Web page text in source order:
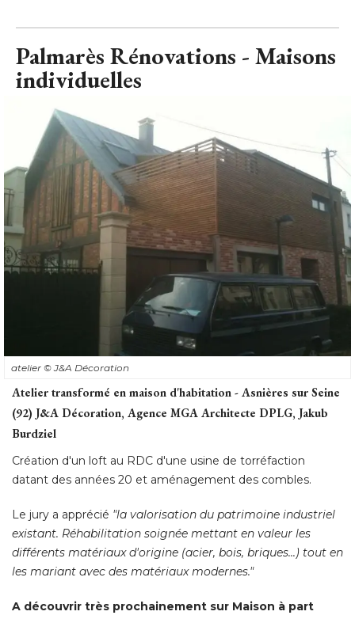
© J&A Décoration
Atelier transformé en maison d'habitation - Asnières sur Seine
(92) J&A Décoration, Agence MGA Architecte DPLG, Jakub
Burdziel
Le jury a apprécié
existant. Réhabilitation soignée mettant en valeur les
différents matériaux d'origine (acier, bois, briques...) tout en
A découvrir très prochainement sur Maison à part
Palmarès Rénovations -